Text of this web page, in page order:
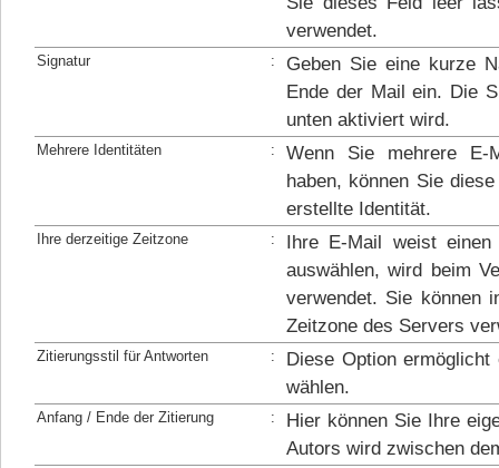
verwendet.
Signatur :
Geben Sie eine kurze
Ende der Mail ein. Die
unten aktiviert wird.
Mehrere Identitäten :
Wenn Sie mehrere E-
haben, können Sie
erstellte Identität.
Ihre derzeitige Zeitzone :
Ihre E-Mail weist
auswählen, wird beim
verwendet. Sie können
Zeitzone des Servers
Zitierungsstil für Antworten :
Diese Option
wählen.
Anfang / Ende der Zitierung :
Hier können Sie Ihre
Autors wird zwischen